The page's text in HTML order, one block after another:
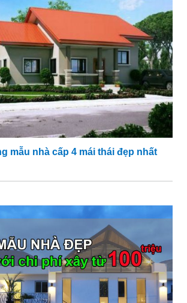
mẫu nhà cấp 4 mái thái đẹp nhất